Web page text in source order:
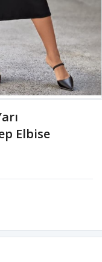
Elbise